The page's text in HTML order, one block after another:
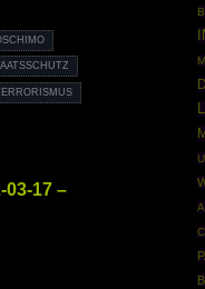
03-17 –